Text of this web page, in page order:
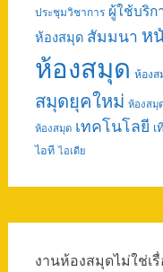
ประชุมวิชาการ ผู้ใช้บริก
ห้องสมุด สัมมนา ห
ห้องสมุด ห้อง
สมุดยุคใหม่ ห้องสมุ
ห้องสมุด เทคโนโลยี
ไอที ไอเดีย
งานห้องสมุดไม่ใช่เ